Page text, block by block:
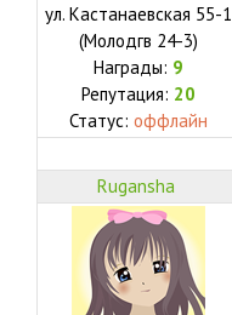
ул. Кастанаевская 55-1
(Молодгв 24-3)
Награды: 9
Репутация: 20
Статус: оффлайн
Rugansha